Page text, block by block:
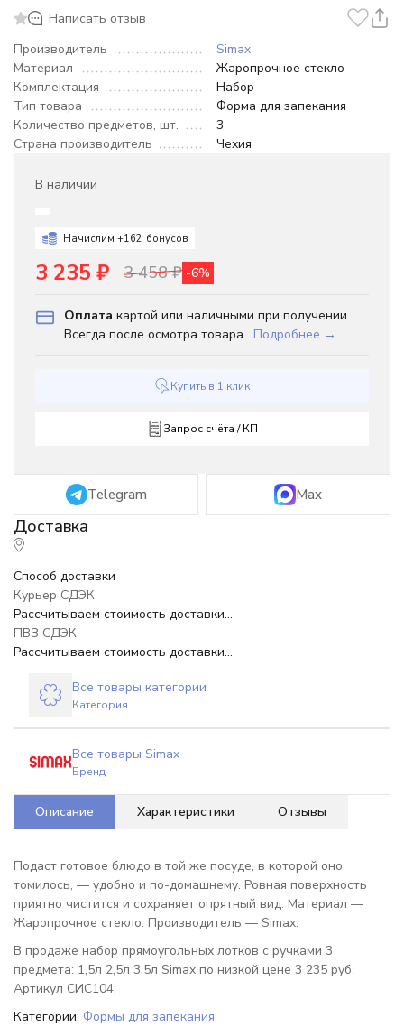
Написать отзыв
Производитель
Simax
Материал
Жаропрочное стекло
Комплектация
Набор
Тип товара
Форма для запекания
Количество предметов, шт.
3
Страна производитель
Чехия
В наличии
Начислим +162 бонусов
3 235 ₽ 3 458₽ -6%
Оплата картой или наличными при получении.
Всегда после осмотра товара. Подробнее →
Купить в 1 клик
Запрос счёта / КП
Telegram Max
Способ доставки
Курьер СДЭК
Рассчитываем стоимость доставки...
ПВЗ СДЭК
Рассчитываем стоимость доставки...
Все товары категории
Категория
Все товары Simax
Бренд
Описание Характеристики Отзывы
Подаст готовое блюдо в той же посуде, в которой оно
томилось, — удобно и по-домашнему. Ровная поверхность
приятно чистится и сохраняет опрятный вид. Материал —
Жаропрочное стекло. Производитель — Simax.
В продаже набор прямоугольных лотков с ручками 3
предмета: 1,5л 2,5л 3,5л Simax по низкой цене 3 235 руб.
Артикул СИС104.
Категории: Формы для запекания